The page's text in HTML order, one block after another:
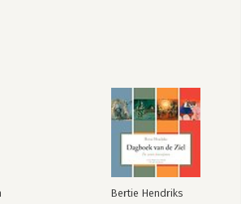
Bertie Hendriks